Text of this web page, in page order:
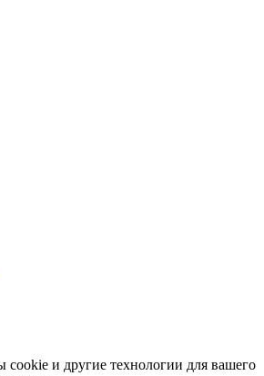
и другие технологии для вашего